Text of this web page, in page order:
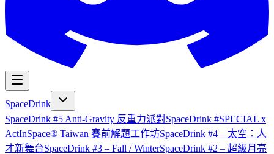
SpaceDrink
SpaceDrink #5 Anti-Gravity 反重力派對SpaceDrink #SPECIAL x
ActInSpace® Taiwan 賽前解題工作坊SpaceDrink #4 – 太空：人
才新舞台SpaceDrink #3 – Fall / WinterSpaceDrink #2 – 超級月亮